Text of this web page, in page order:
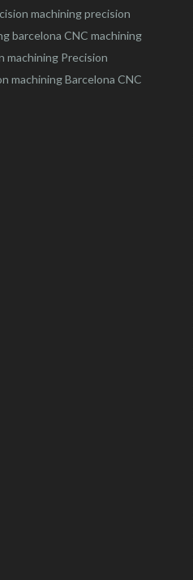
machiningprecision
barcelona CNC machining
machining Precision
machining Barcelona CNC